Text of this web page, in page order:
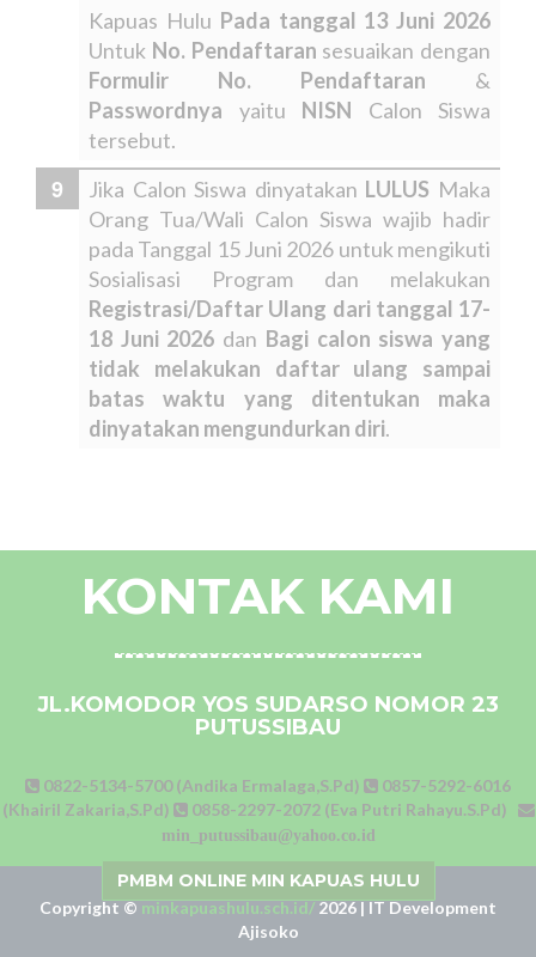
Kapuas Hulu Pada tanggal 13 Juni 2026
Untuk No. Pendaftaran sesuaikan dengan
Formulir No. Pendaftaran &
Passwordnya yaitu NISN Calon Siswa
tersebut.
Jika Calon Siswa dinyatakan LULUS Maka
Orang Tua/Wali Calon Siswa wajib hadir
pada Tanggal 15 Juni 2026 untuk mengikuti
Sosialisasi Program dan melakukan
Registrasi/Daftar Ulang dari tanggal 17-
18 Juni 2026 dan Bagi calon siswa yang
tidak melakukan daftar ulang sampai
batas waktu yang ditentukan maka
dinyatakan mengundurkan diri.
KONTAK KAMI
JL.KOMODOR YOS SUDARSO NOMOR 23
PUTUSSIBAU
0822-5134-5700 (Andika Ermalaga,S.Pd)
0857-5292-6016
(Khairil Zakaria,S.Pd)
0858-2297-2072 (Eva Putri Rahayu.S.Pd)
min_putussibau@yahoo.co.id
PMBM ONLINE MIN KAPUAS HULU
Copyright ©minkapuashulu.sch.id/2026 | IT Development
Ajisoko